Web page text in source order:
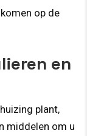
op de
en
plant,
middelen om u